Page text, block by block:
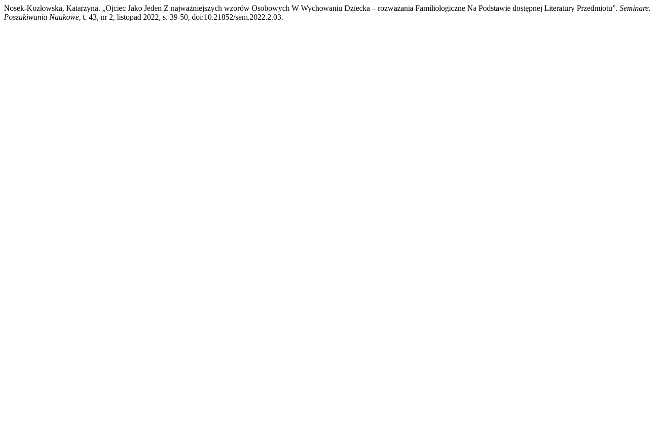
Nosek-Kozłowska, Katarzyna. „Ojciec Jako Jeden Z najważniejszych wzorów Osobowych W Wychowaniu Dziecka – rozważania Familiologiczne Na Podstawie dostępnej Literatury Przedmiotu”. Seminare.
Poszukiwania Naukowe, t. 43, nr 2, listopad 2022, s. 39-50, doi:10.21852/sem.2022.2.03.